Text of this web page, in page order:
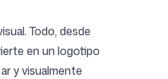
Todo, desde
en un logotipo
y visualmente